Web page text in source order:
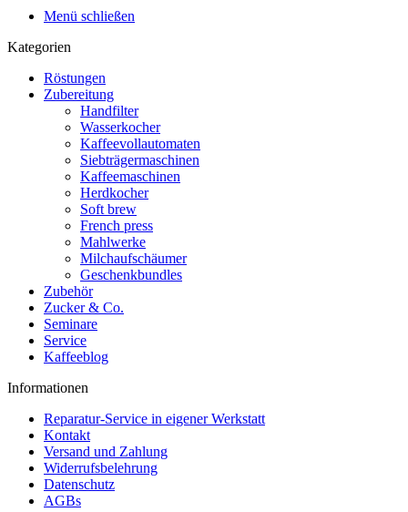
Menü schließen
Kategorien
Röstungen
Zubereitung
Handfilter
Wasserkocher
Kaffeevollautomaten
Siebträgermaschinen
Kaffeemaschinen
Herdkocher
Soft brew
French press
Mahlwerke
Milchaufschäumer
Geschenkbundles
Zubehör
Zucker & Co.
Seminare
Service
Kaffeeblog
Informationen
Reparatur-Service in eigener Werkstatt
Kontakt
Versand und Zahlung
Widerrufsbelehrung
Datenschutz
AGBs